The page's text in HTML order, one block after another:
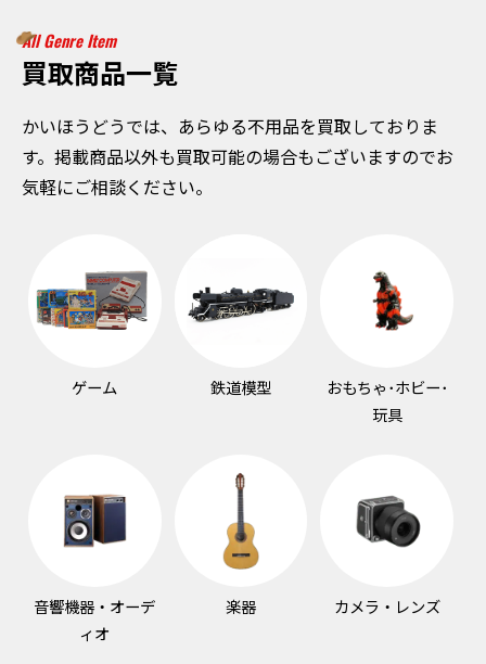
All Genre Item
買取商品一覧
かいほうどうでは、あらゆる不用品を買取しておりま
す。掲載商品以外も買取可能の場合もございますのでお
気軽にご相談ください。
ゲーム 鉄道模型
おもちゃ･ホビー･
玩具
音響機器・オーデ
ィオ
楽器 カメラ・レンズ